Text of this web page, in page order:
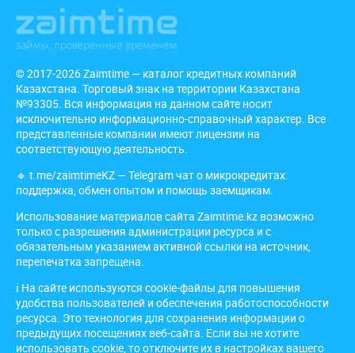
© 2017-2026 Zaimtime — каталог кредитных компаний
Казахстана. Торговый знак на территории Казахстана
№93305. Вся информация на данном сайте носит
исключительно информационно-справочный характер. Все
представленные компании имеют лицензии на
соответствующую деятельность.
🔹 t.me/zaimtimeKZ — Telegram чат о микрокредитах:
поддержка, обмен опытом и помощь заемщикам.
Использование материалов сайта Zaimtime.kz возможно
только с разрешения администрации ресурса и с
обязательным указанием активной ссылки на источник,
перепечатка запрещена.
ℹ️ На сайте используются cookie-файлы для повышения
удобства пользователей и обеспечения работоспособности
ресурса. Это технология для сохранения информации о
предыдущих посещениях веб-сайта. Если вы не хотите
использовать cookie, то отключите их в настройках вашего